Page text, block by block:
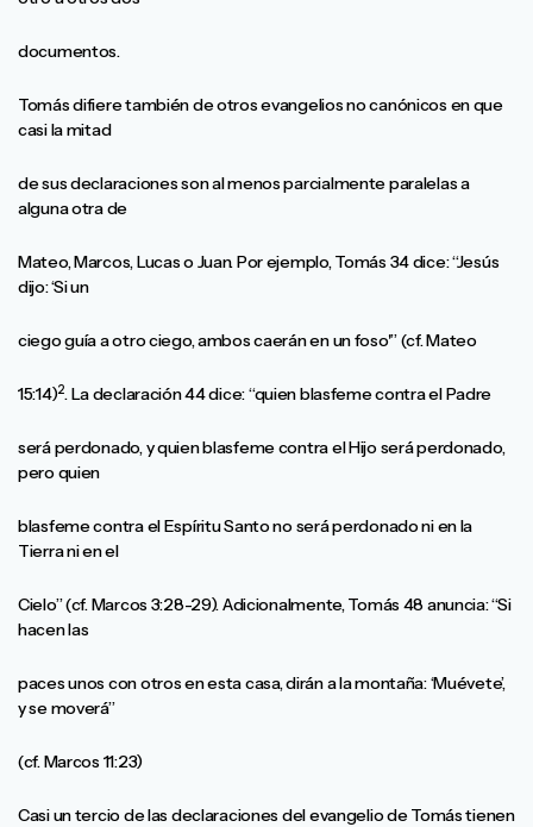
documentos.
Tomás difiere también de otros evangelios no canónicos en que
casi la mitad
de sus declaraciones son al menos parcialmente paralelas a
alguna otra de
Mateo, Marcos, Lucas o Juan. Por ejemplo, Tomás 34 dice: “Jesús
dijo: ‘Si un
ciego guía a otro ciego, ambos caerán en un foso'” (cf. Mateo
15:14)2. La declaración 44 dice: “quien blasfeme contra el Padre
será perdonado, y quien blasfeme contra el Hijo será perdonado,
pero quien
blasfeme contra el Espíritu Santo no será perdonado ni en la
Tierra ni en el
Cielo” (cf. Marcos 3:28-29). Adicionalmente, Tomás 48 anuncia: “Si
hacen las
paces unos con otros en esta casa, dirán a la montaña: ‘Muévete’,
y se moverá”
(cf. Marcos 11:23)
Casi un tercio de las declaraciones del evangelio de Tomás tienen